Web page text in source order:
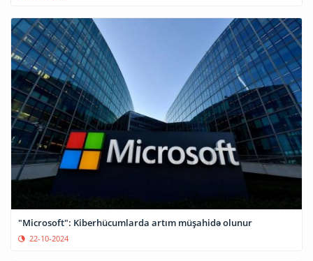
"Microsoft": Kiberhücumlarda artım müşahidə olunur
22-10-2024